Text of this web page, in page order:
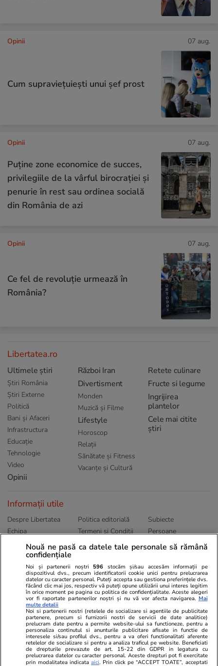
Opinii 07 aug.
Cum supraviețuiești unui șef prost
Opinii 07 aug.
Puține zone economice de succes,
privilegiile de la vârful birocrației și
penurie în rest sau ordinea socială
din România de azi
Opinii 07 aug.
Ce fel de revoluție urmează în
România?
Libertatea.ro
Ultimele știri
Știri România
Știri Externe
Politică
Bani și Afaceri
Infrastructura
Educație
Tehnologie
Video
Opinii
Război Iran
Divertisment
Monden
Muzică și Filme
Lifestyle
Horoscop
Relații
Sănătate și Fitness
Vacanțe și Cultură
Retete culinare
Fructe si legume
Ingrijirea
plantelor
Cele mai citite
știri
Informații utile
Despre Libertatea
Echipa
Publicitate
Politica de
confidențialitate
Politica editorială
Termeni și Conditii
Abonamente
Subiecte
Persoane
Sitemap
Ringier România
Libertatea pentru
Unica.ro
Program TV
Avantaje
ELLE
Gazeta Sporturilor
Stiri mondene
Calculator sarcina
Ajută Copiii
Locuri de muncă
Imobiliare.ro
Jobradar24
Imoradar24
Colecții Libertatea
Nouă ne pasă ca datele tale personale să rămână
confidențiale
Noi și partenerii noștri 596 stocăm și/sau accesăm informații pe
dispozitivul dvs., precum identificatorii cookie unici pentru prelucrarea
datelor cu caracter personal. Puteți accepta sau gestiona preferințele dvs.
făcând clic mai jos, respectiv vă puteți opune utilizării unui interes legitim
în orice moment pe pagina cu politica de confidențialitate. Aceste alegeri
vor fi raportate partenerilor noștri și nu vă vor afecta navigarea. Mai
multe detalii
Noi si partenerii nostri (retelele de socializare si agentiile de publicitate
partenere, precum si furnizorii nostri de servicii de date analitice)
prelucram date pentru a permite website-ului sa functioneze, pentru a
personaliza continutul si anunturile publicitare afisate in functie de
interesele si/sau profilul dvs., pentru a va oferi functionalitati aferente
retelelor de socializare si pentru a analiza traficul pe website. Beneficiati
de drepturile prevazute de art. 15-22 din GDPR in legatura cu
prelucrarea datelor cu caracter personal. Aceste drepturi pot fi exercitate
prin modalitatea indicataaici. Prin click pe “ACCEPT TOATE”, acceptati